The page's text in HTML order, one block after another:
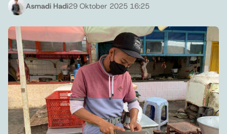
Asmadi Hadi29 Oktober 2025 16:25